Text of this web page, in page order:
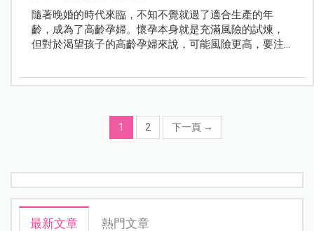
隨著晚婚的時代來臨，不知不覺就過了適合生產的年
齡，成為了高齡孕婦。懷孕本身就是充滿風險的試煉，
但對於渴望孩子的高齡孕婦來說，可能風險更高，要注
1 2 下一頁 →
最新文章 熱門文章